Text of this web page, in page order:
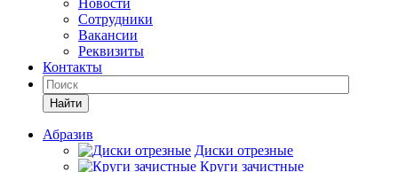
Новости
Сотрудники
Вакансии
Реквизиты
Контакты
Найти
Абразив
Диски отрезные
Круги зачистные